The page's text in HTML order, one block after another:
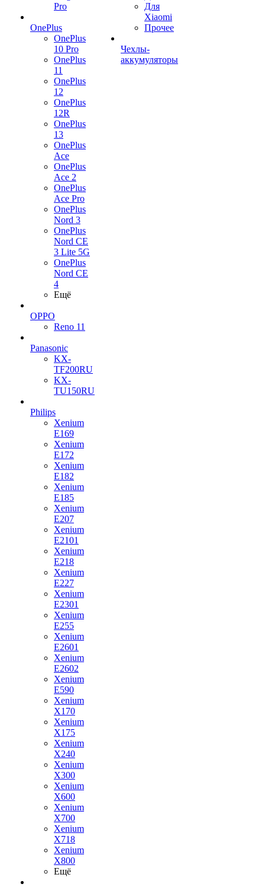
Pro
OnePlus
OnePlus
10 Pro
OnePlus
11
OnePlus
12
OnePlus
12R
OnePlus
13
OnePlus
Ace
OnePlus
Ace 2
OnePlus
Ace Pro
OnePlus
Nord 3
OnePlus
Nord CE
3 Lite 5G
OnePlus
Nord CE
4
Ещё
OPPO
Reno 11
Panasonic
KX-
TF200RU
KX-
TU150RU
Philips
Xenium
E169
Xenium
E172
Xenium
E182
Xenium
E185
Xenium
E207
Xenium
E2101
Xenium
E218
Xenium
E227
Xenium
E2301
Xenium
E255
Xenium
E2601
Xenium
E2602
Xenium
E590
Xenium
X170
Xenium
X175
Xenium
X240
Xenium
X300
Xenium
X600
Xenium
X700
Xenium
X718
Xenium
X800
Ещё
Для
Xiaomi
Прочее
Чехлы-
аккумуляторы